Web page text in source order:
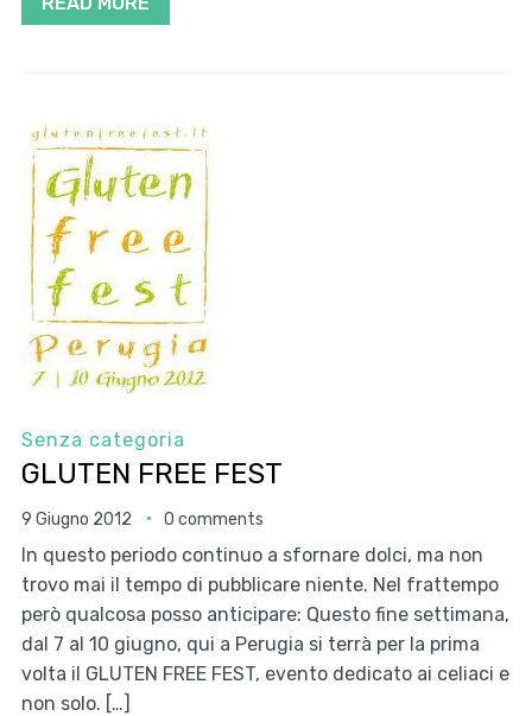
Senza categoria
GLUTEN FREE FEST
9 Giugno 2012 0 comments
In questo periodo continuo a sfornare dolci, ma non
trovo mai il tempo di pubblicare niente. Nel frattempo
però qualcosa posso anticipare: Questo fine settimana,
dal 7 al 10 giugno, qui a Perugia si terrà per la prima
volta il GLUTEN FREE FEST, evento dedicato ai celiaci e
non solo. […]